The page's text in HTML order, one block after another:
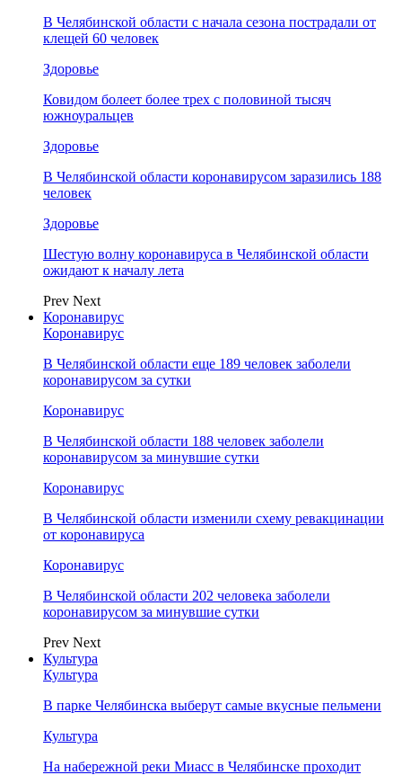
В Челябинской области с начала сезона пострадали от
клещей 60 человек
Здоровье
Ковидом болеет более трех с половиной тысяч
южноуральцев
Здоровье
В Челябинской области коронавирусом заразились 188
человек
Здоровье
Шестую волну коронавируса в Челябинской области
ожидают к началу лета
Prev Next
Коронавирус
Коронавирус
В Челябинской области еще 189 человек заболели
коронавирусом за сутки
Коронавирус
В Челябинской области 188 человек заболели
коронавирусом за минувшие сутки
Коронавирус
В Челябинской области изменили схему ревакцинации
от коронавируса
Коронавирус
В Челябинской области 202 человека заболели
коронавирусом за минувшие сутки
Prev Next
Культура
Культура
В парке Челябинска выберут самые вкусные пельмени
Культура
На набережной реки Миасс в Челябинске проходит